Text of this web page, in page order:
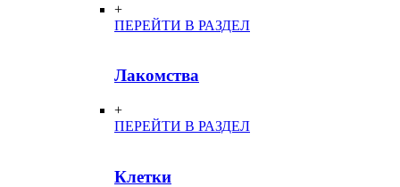
+
ПЕРЕЙТИ В РАЗДЕЛ
Лакомства
+
ПЕРЕЙТИ В РАЗДЕЛ
Клетки